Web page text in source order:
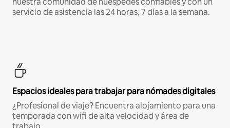
servicio de asistencia las 24 horas, 7 días a la semana.
Espacios ideales para trabajar para nómades digitales
¿Profesional de viaje? Encuentra alojamiento para una
temporada con wifi de alta velocidad y área de